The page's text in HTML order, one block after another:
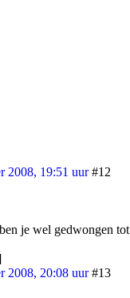
2008, 19:51 uur #12
je wel gedwongen
2008, 20:08 uur #13